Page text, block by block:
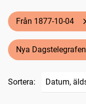
Från 1877-10-04
Nya Dagstelegrafen
Sortera: